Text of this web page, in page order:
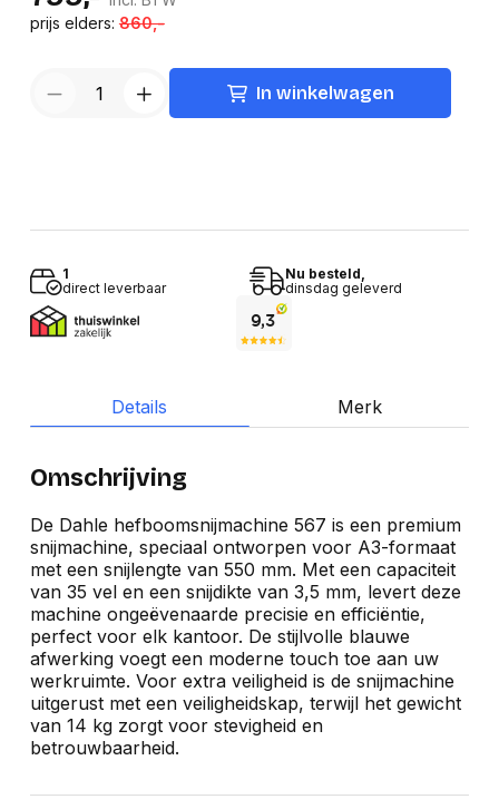
prijs elders:860,-
In winkelwagen
1
direct leverbaar
Nu besteld,
dinsdag geleverd
Details Merk
Omschrijving
De Dahle hefboomsnijmachine 567 is een premium
snijmachine, speciaal ontworpen voor A3-formaat
met een snijlengte van 550 mm. Met een capaciteit
van 35 vel en een snijdikte van 3,5 mm, levert deze
machine ongeëvenaarde precisie en efficiëntie,
perfect voor elk kantoor. De stijlvolle blauwe
afwerking voegt een moderne touch toe aan uw
werkruimte. Voor extra veiligheid is de snijmachine
uitgerust met een veiligheidskap, terwijl het gewicht
van 14 kg zorgt voor stevigheid en
betrouwbaarheid.